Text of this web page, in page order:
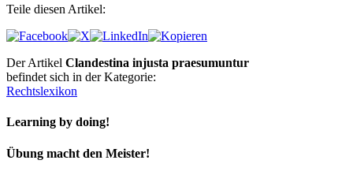
Teile diesen Artikel:
Der Artikel Clandestina injusta praesumuntur
befindet sich in der Kategorie:
Rechtslexikon
Learning by doing!
Übung macht den Meister!